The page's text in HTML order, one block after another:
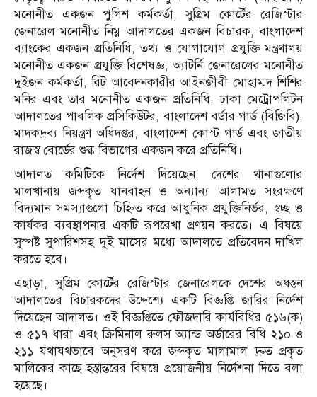
মনোনীত একজন পুলিশ কর্মকর্তা, সুপ্রিম কোর্টের রেজিস্টার
জেনারেল মনোনীত নিম্ন আদালতের একজন বিচারক, বাংলাদেশ
ব্যাংকের একজন প্রতিনিধি, তথ্য ও যোগাযোগ প্রযুক্তি মন্ত্রণালয়
মনোনীত একজন প্রযুক্তি বিশেষজ্ঞ, অ্যাটর্নি জেনারেলের মনোনীত
দুইজন কর্মকর্তা, রিট আবেদনকারীর আইনজীবী মোহাম্মদ শিশির
মনির এবং তার মনোনীত একজন প্রতিনিধি, ঢাকা মেট্রোপলিটন
আদালতের পাবলিক প্রসিকিউটর, বাংলাদেশ বর্ডার গার্ড (বিজিবি),
মাদকদ্রব্য নিয়ন্ত্রণ অধিদপ্তর, বাংলাদেশ কোস্ট গার্ড এবং জাতীয়
রাজস্ব বোর্ডের শুল্ক বিভাগের একজন করে প্রতিনিধি।
আদালত কমিটিকে নির্দেশ দিয়েছেন, দেশের থানাগুলোর
মালখানায় জব্দকৃত যানবাহন ও অন্যান্য আলামত সংরক্ষণে
বিদ্যমান সমস্যাগুলো চিহ্নিত করে আধুনিক প্রযুক্তিনির্ভর, স্বচ্ছ ও
কার্যকর ব্যবস্থাপনার একটি রূপরেখা প্রণয়ন করতে। এ বিষয়ে
সুস্পষ্ট সুপারিশসহ দুই মাসের মধ্যে আদালতে প্রতিবেদন দাখিল
করতে হবে।
এছাড়া, সুপ্রিম কোর্টের রেজিস্টার জেনারেলকে দেশের অধস্তন
আদালতের বিচারকদের উদ্দেশ্যে একটি বিজ্ঞপ্তি জারির নির্দেশ
দিয়েছেন আদালত। ওই বিজ্ঞপ্তিতে ফৌজদারি কার্যবিধির ৫১৬(ক)
ও ৫১৭ ধারা এবং ক্রিমিনাল রুলস অ্যান্ড অর্ডারের বিধি ২১০ ও
২১১ যথাযথভাবে অনুসরণ করে জব্দকৃত মালামাল দ্রুত প্রকৃত
মালিকের কাছে হস্তান্তরের বিষয়ে প্রয়োজনীয় নির্দেশনা দিতে বলা
হয়েছে।